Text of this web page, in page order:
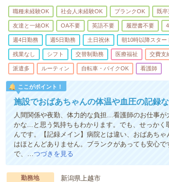
職種未経験OK 社会人未経験OK ブランクOK 既
友達と一緒OK OA不要 英語不要 履歴書不要
週4日勤務 週5日勤務 土日祝休 朝10時以降スター
残業なし シフト 交替制勤務 医療福祉 交費支
派遣多 ルーティン 自転車・バイクOK 看護師
ここがポイント！
施設でおばあちゃんの体温や血圧の記録
人間関係や夜勤、体力的な負担…看護師のお仕事
かな...と思う気持ちもわかります。でも、せっか
んです。【記録メイン】病院とは違い、おばあち
はほとんどありません。ブランクがあっても安心
で、…つづきを見る
勤務地 新潟県上越市